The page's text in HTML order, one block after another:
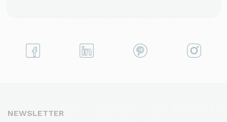
NEWSLETTER